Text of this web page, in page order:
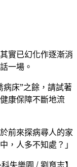
實已幻化作逐漸消
一場。
床”之餘，請試著
康保障不斷地流
前來探病尋人的家
，人多不知處？」